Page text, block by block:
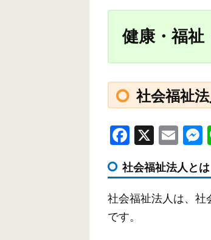
健康・福祉
社会福祉
F
c
e
X
E
ail
社会福祉法人とは
社会福祉法人は、社
です。